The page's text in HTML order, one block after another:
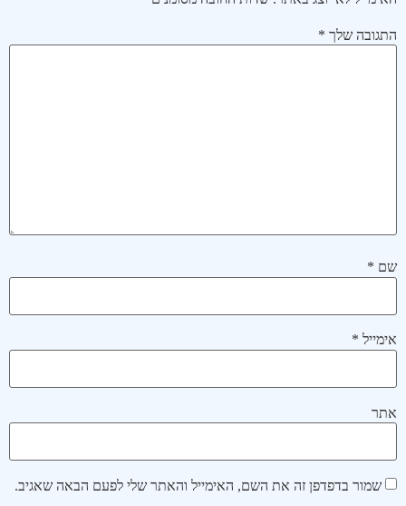
התגובה שלך *
שם *
אימייל *
אתר
שמור בדפדפן זה את השם, האימייל והאתר שלי לפעם הבאה שאגיב.